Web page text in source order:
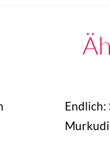
Endlich: